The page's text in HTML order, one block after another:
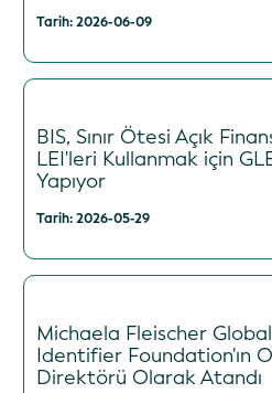
Tarih: 2026-06-09
BIS, Sınır Ötesi Açık
LEI'leri Kullanmak için
Yapıyor
Tarih: 2026-05-29
Michaela Fleischer
Identifier Foundation'ın
Direktörü Olarak Atandı